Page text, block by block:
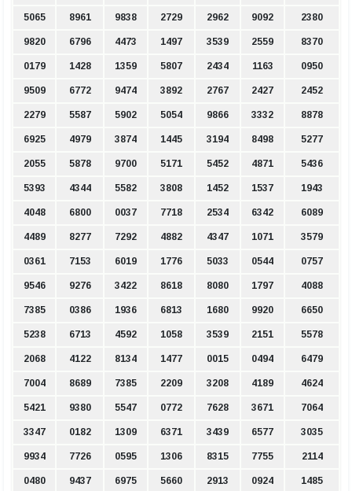
5065 8961 9838 2729 2962 9092 2380
9820 6796 4473 1497 3539 2559 8370
0179 1428 1359 5807 2434 1163 0950
9509 6772 9474 3892 2767 2427 2452
2279 5587 5902 5054 9866 3332 8878
6925 4979 3874 1445 3194 8498 5277
2055 5878 9700 5171 5452 4871 5436
5393 4344 5582 3808 1452 1537 1943
4048 6800 0037 7718 2534 6342 6089
4489 8277 7292 4882 4347 1071 3579
0361 7153 6019 1776 5033 0544 0757
9546 9276 3422 8618 8080 1797 4088
7385 0386 1936 6813 1680 9920 6650
5238 6713 4592 1058 3539 2151 5578
2068 4122 8134 1477 0015 0494 6479
7004 8689 7385 2209 3208 4189 4624
5421 9380 5547 0772 7628 3671 7064
3347 0182 1309 6371 3439 6577 3035
9934 7726 0595 1306 8315 7755 2114
0480 9437 6975 5660 2913 0924 1485